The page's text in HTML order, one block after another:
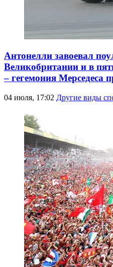
Антонелли завоевал
Великобритании и в
– гегемония Мерседеса
04 июля, 17:02 Другие виды